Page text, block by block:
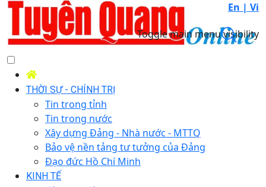
En | Vi
Toggle main menu visibility
THỜI SỰ - CHÍNH TRỊ
Tin trong tỉnh
Tin trong nước
Xây dựng Đảng - Nhà nước - MTTQ
Bảo vệ nền tảng tư tưởng của Đảng
Đạo đức Hồ Chí Minh
KINH TẾ